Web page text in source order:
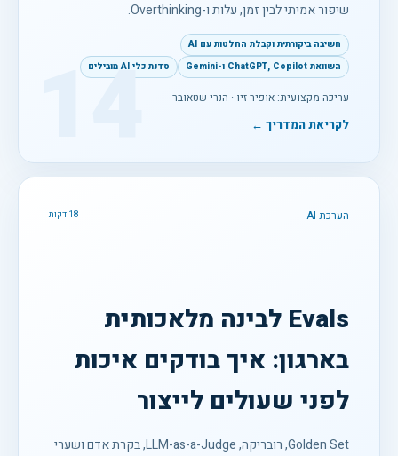
שיפור אמיתי לבין זמן, עלות ו-Overthinking.
חשיבה ביקורתית וקבלת החלטות עם AI
השוואת ChatGPT, Copilot ו-Gemini
סדנת כלי AI מובילים
עריכה מקצועית: אופיר זיו · הנרי שטאובר
לקריאת המדריך ← 14
הערכת AI 18 דקות
Evals לבינה מלאכותית
בארגון: איך בודקים איכות
לפני שעולים לייצור
Golden Set, רובריקה, LLM-as-a-Judge, בקרת אדם ושערי